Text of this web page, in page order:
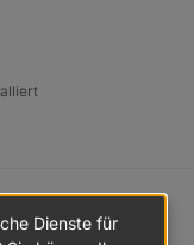
Dienste für